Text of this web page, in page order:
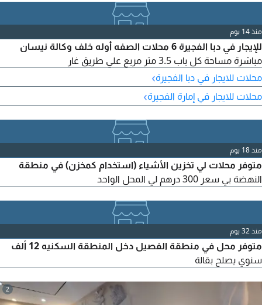
منذ 14 يوم
للإيجار في دبا الفجيرة 6 محلات الصفه أوله خلف وكالة نيسان
مباشرة مساحة كل باب 3.5 متر مربع علي طريق غار
محلات للايجار في دبا الفجيرة›
محلات للايجار في إمارة الفجيرة›
منذ 18 يوم
متوفر محلات لي تخزين الأشياء (استخدام كمخزن) في منطقة
النهضة بي سعر 300 درهم لي المحل الواحد
منذ 32 يوم
متوفر محل في منطقة الفصيل دخل المنطقة السكنيه 12 ألف
سنوي يصلح بقالة
2